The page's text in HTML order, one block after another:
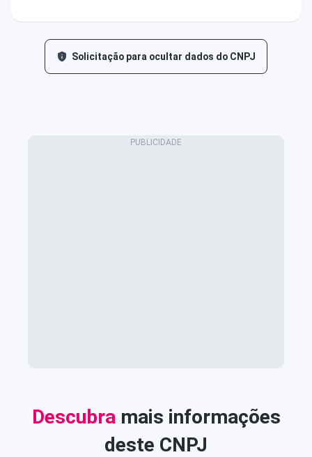
Solicitação para ocultar dados do CNPJ
Descubra mais informações
deste CNPJ